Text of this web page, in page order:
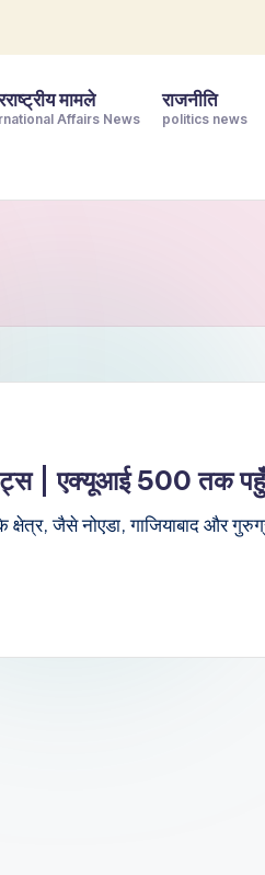
मामले
Affairs News
राजनीति
politics news
| एक्यूआई 500 तक
जैसे नोएडा, गाजियाबाद और